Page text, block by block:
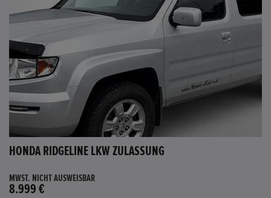
HONDA RIDGELINE LKW ZULASSUNG
MWST. NICHT AUSWEISBAR
8.999 €